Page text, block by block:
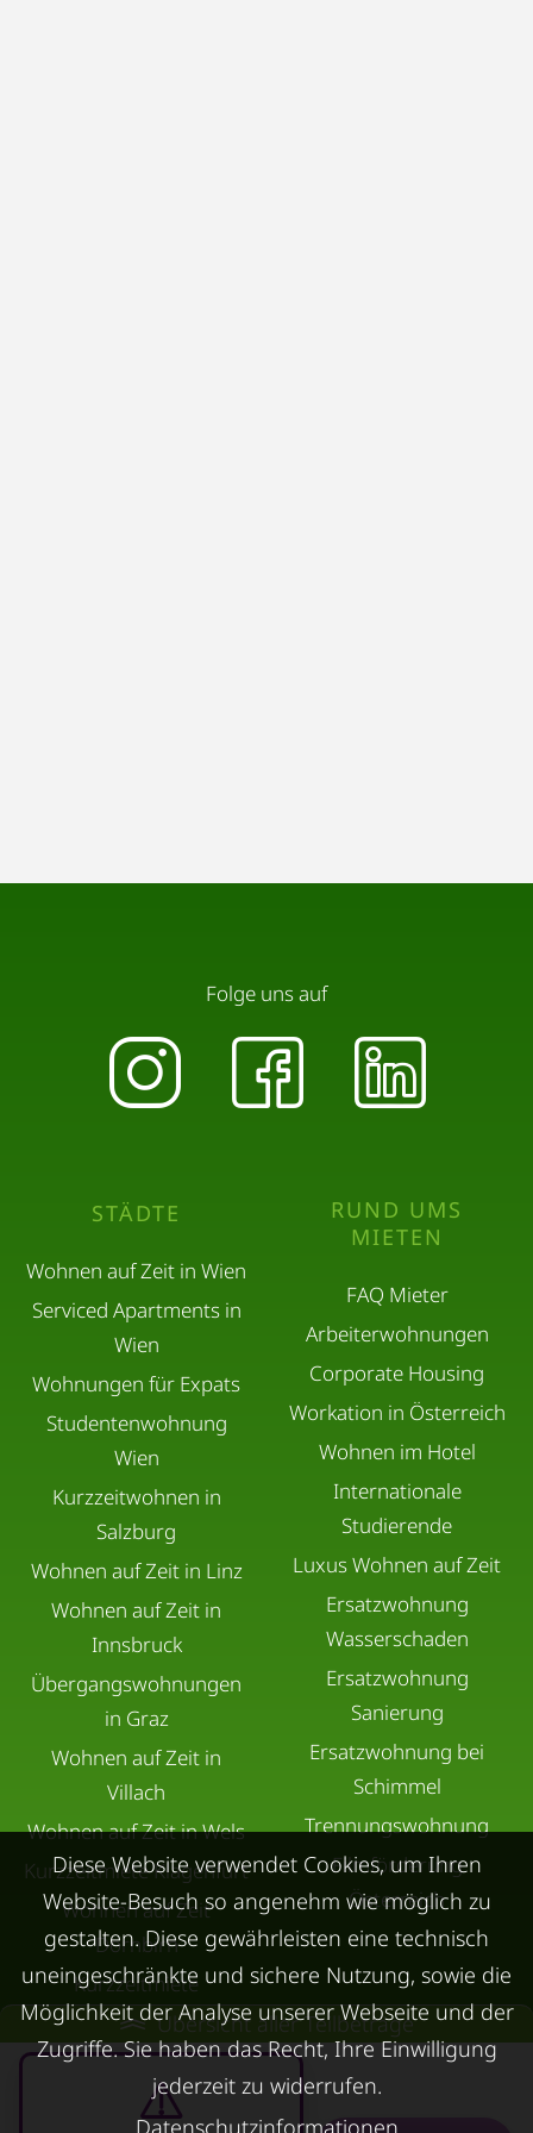
Übersicht aller Teilbeträge
STÄDTE
Wohnen auf Zeit in Wien
Serviced Apartments in
Wien
Wohnungen für Expats
Studentenwohnung
Wien
Kurzzeitwohnen in
Salzburg
Wohnen auf Zeit in Linz
Wohnen auf Zeit in
Innsbruck
Übergangswohnungen
in Graz
Wohnen auf Zeit in
Villach
Wohnen auf Zeit in Wels
Kurzzeitmiete Klagenfurt
Wohnen auf Zeit
Dornbirn
Kurzzeitmiete
Deutschland
RUND UMS
MIETEN
FAQ Mieter
Arbeiterwohnungen
Corporate Housing
Workation in Österreich
Wohnen im Hotel
Internationale
Studierende
Luxus Wohnen auf Zeit
Ersatzwohnung
Wasserschaden
Ersatzwohnung
Sanierung
Ersatzwohnung bei
Schimmel
Trennungswohnung
Filmförderung
Österreich
RUND UMS
VERMIETEN
KONTAKT
Über Kurzzeitmiete
Folge uns auf
Diese Website verwendet Cookies, um Ihren
Website-Besuch so angenehm wie möglich zu
gestalten. Diese gewährleisten eine technisch
uneingeschränkte und sichere Nutzung, sowie die
Möglichkeit der Analyse unserer Webseite und der
Zugriffe. Sie haben das Recht, Ihre Einwilligung
jederzeit zu widerrufen.
Datenschutzinformationen